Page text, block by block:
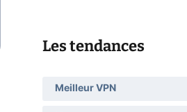
Les tendances
Meilleur VPN